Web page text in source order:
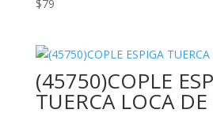
$79
(45750)COPLE
TUERCA LOCA DE